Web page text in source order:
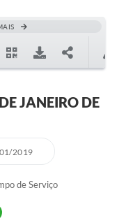
JANEIRO DE
2019
de Serviço